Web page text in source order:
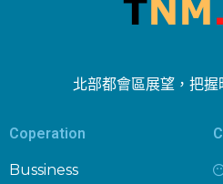
北部都會區展望，把握
Coperation
Bussiness